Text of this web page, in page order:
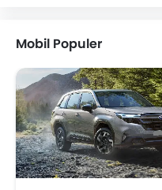
Mobil Populer